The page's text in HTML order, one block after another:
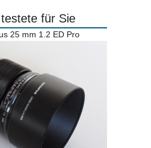
für Sie
25 mm 1.2 ED Pro